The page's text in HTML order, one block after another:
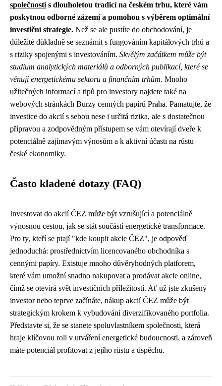
společnostís dlouholetou tradicí na českém trhu, které vám
poskytnou odborné zázemí a pomohou s výběrem optimální
investiční strategie. Než se ale pustíte do obchodování, je
důležité důkladně se seznámit s fungováním kapitálových trhů a
s riziky spojenými s investováním. Skvělým začátkem může být
studium analytických materiálů a odborných publikací, které se
věnují energetickému sektoru a finančním trhům. Mnoho
užitečných informací a tipů pro investory najdete také na
webových stránkách Burzy cenných papírů Praha. Pamatujte, že
investice do akcií s sebou nese i určitá rizika, ale s dostatečnou
přípravou a zodpovědným přístupem se vám otevírají dveře k
potenciálně zajímavým výnosům a k aktivní účasti na růstu
české ekonomiky.
Často kladené dotazy (FAQ)
Investovat do akcií ČEZ může být vzrušující a potenciálně
výnosnou cestou, jak se stát součástí energetické transformace.
Pro ty, kteří se ptají "kde koupit akcie ČEZ", je odpověď
jednoduchá: prostřednictvím licencovaného obchodníka s
cennými papíry. Existuje mnoho důvěryhodných platforem,
které vám umožní snadno nakupovat a prodávat akcie online,
čímž se otevírá svět investičních příležitostí. Ať už jste zkušený
investor nebo teprve začínáte, nákup akcií ČEZ může být
strategickým krokem k vybudování diverzifikovaného portfolia.
Představte si, že se stanete spoluvlastníkem společnosti, která
hraje klíčovou roli v utváření energetické budoucnosti, a zároveň
máte potenciál profitovat z jejího růstu a úspěchu.